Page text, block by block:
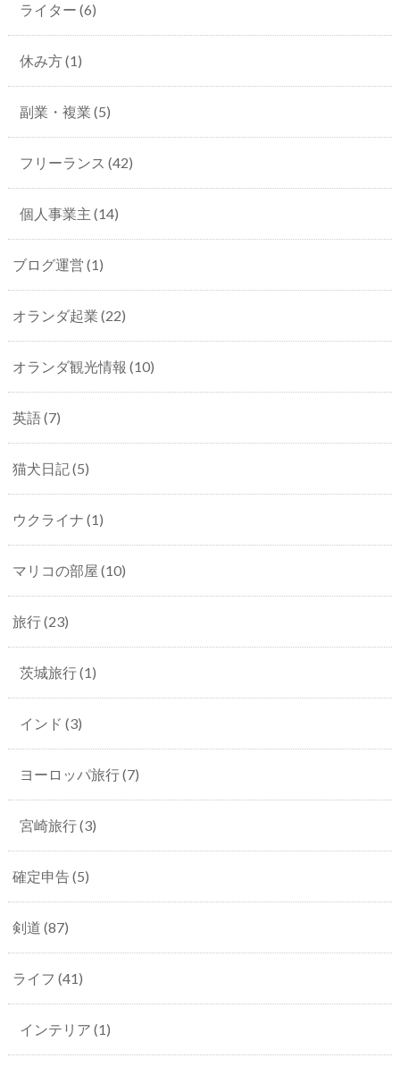
ライター (6)
休み方(1)
副業・複業 (5)
フリーランス (42)
個人事業主 (14)
ブログ運営 (1)
オランダ起業 (22)
オランダ観光情報 (10)
英語(7)
猫犬日記(5)
ウクライナ (1)
マリコの部屋 (10)
旅行(23)
茨城旅行(1)
インド (3)
ヨーロッパ旅行(7)
宮崎旅行(3)
確定申告(5)
剣道 (87)
ライフ (41)
インテリア (1)